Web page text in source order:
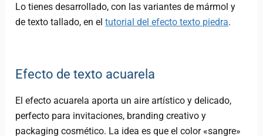
Lo tienes desarrollado, con las variantes de mármol y
de texto tallado, en eltutorial del efecto texto piedra.
Efecto de texto acuarela
El efecto acuarela aporta un aire artístico y delicado,
perfecto para invitaciones, branding creativo y
packaging cosmético. La idea es que el color «sangre»